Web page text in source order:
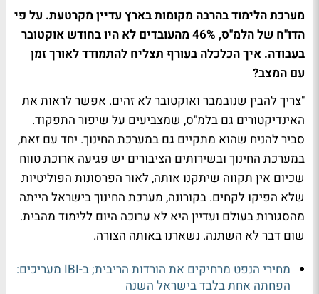
מערכת הלימוד בהרבה מקומות בארץ עדיין מקרטעת. על פי
הדו"ח של הלמ"ס, 46% מהעובדים לא היו בחודש אוקטובר
בעבודה. איך הכלכלה בעורף תצליח להתמודד לאורך זמן
עם המצב?
"צריך להבין שנובמבר ואוקטובר לא זהים. אפשר לראות את
האינדיקטורים גם בלמ"ס, שמצביעים על שיפור התפקוד.
סביר להניח שהוא מתקיים גם במערכת החינוך. יחד עם זאת,
במערכת החינוך ובשירותים הציבורים יש פגיעה ארוכת טווח
שכיום אין תקווה שיתקנו אותה, לאור הפרסונות הפוליטיות
שלא הפיקו לקחים. בקורונה, מערכת החינוך בישראל הייתה
מהסגורות בעולם ועדיין היא לא ערוכה היום ללימוד מהבית.
שום דבר לא השתנה. נשארנו באותה הצורה.
מחירי הנפט מרחיקים את הורדות הריבית; ב-IBI מעריכים:
הפחתה אחת בלבד בישראל השנה